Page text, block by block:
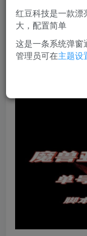
魔兽亚服一命模式
红豆科技是一款漂
大，配置简单
这是一条系统弹窗
管理员可在主题设